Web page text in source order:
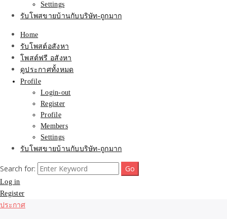
Settings
รับโพสขายบ้านกับบริษัท-ถูกมาก
Home
รับโพสต์อสังหา
โพสต์ฟรี อสังหา
ดูประกาศทั้งหมด
Profile
Login-out
Register
Profile
Members
Settings
รับโพสขายบ้านกับบริษัท-ถูกมาก
Search for:
Log in
Register
ประกาศ